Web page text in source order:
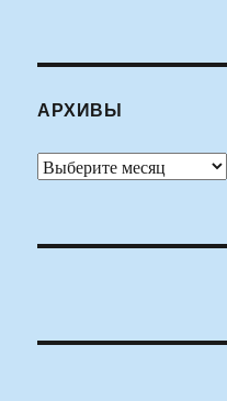
АРХИВЫ
Архивы